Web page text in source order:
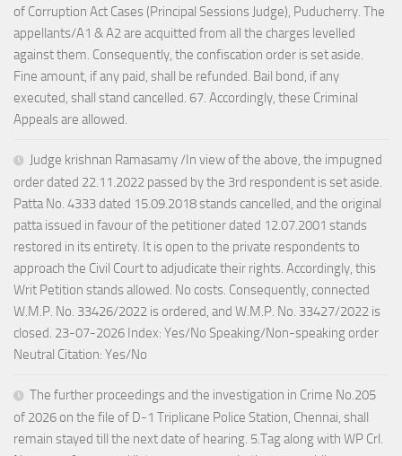
of Corruption Act Cases (Principal Sessions Judge), Puducherry. The
appellants/A1 & A2 are acquitted from all the charges levelled
against them. Consequently, the confiscation order is set aside.
Fine amount, if any paid, shall be refunded. Bail bond, if any
executed, shall stand cancelled. 67. Accordingly, these Criminal
Appeals are allowed.
Judge krishnan Ramasamy /In view of the above, the impugned
order dated 22.11.2022 passed by the 3rd respondent is set aside.
Patta No. 4333 dated 15.09.2018 stands cancelled, and the original
patta issued in favour of the petitioner dated 12.07.2001 stands
restored in its entirety. It is open to the private respondents to
approach the Civil Court to adjudicate their rights. Accordingly, this
Writ Petition stands allowed. No costs. Consequently, connected
W.M.P. No. 33426/2022 is ordered, and W.M.P. No. 33427/2022 is
closed. 23-07-2026 Index: Yes/No Speaking/Non-speaking order
Neutral Citation: Yes/No
The further proceedings and the investigation in Crime No.205
of 2026 on the file of D-1 Triplicane Police Station, Chennai, shall
remain stayed till the next date of hearing. 5.Tag along with WP Crl.